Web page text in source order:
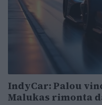
IndyCar: Palou
Malukas rimonta